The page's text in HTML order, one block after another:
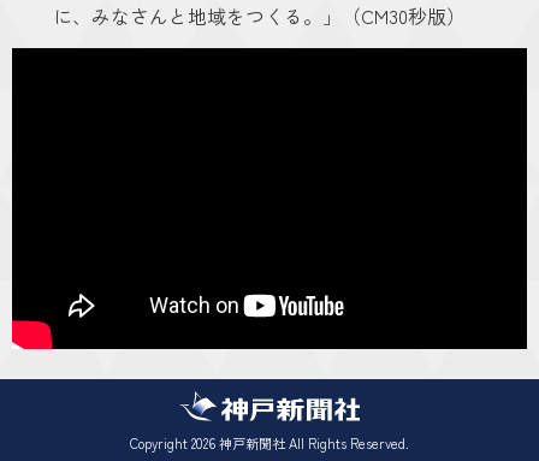
に、みなさんと地域をつくる。」（CM30秒版）
Copyright2026 神戸新聞社 All Rights Reserved.